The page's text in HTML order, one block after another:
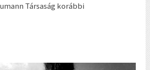
Társaság korábbi